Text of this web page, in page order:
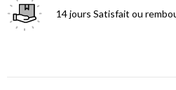
14 jours Satisfait ou